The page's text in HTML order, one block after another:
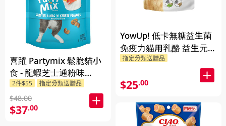
喜躍 Partymix 鬆脆貓小
食 - 龍蝦芝士通粉味
170GM
2件$55 指定分類送贈品
$48.00
$37.00
YowUp! 低卡無糖益生菌
免疫力貓用乳酪 益生元
85G
指定分類送贈品
$25.00